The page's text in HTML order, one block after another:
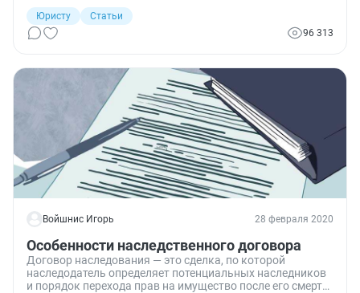
Юристу
Статьи
96 313
Войшнис Игорь 28 февраля 2020
Особенности наследственного договора
Договор наследования — это сделка, по которой
наследодатель определяет потенциальных наследников
и порядок перехода прав на имущество после его смерти